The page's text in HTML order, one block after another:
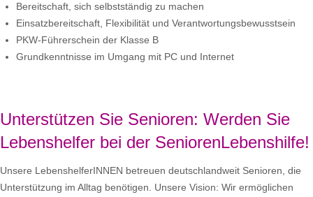
Bereitschaft, sich selbstständig zu machen
Einsatzbereitschaft, Flexibilität und Verantwortungsbewusstsein
PKW-Führerschein der Klasse B
Grundkenntnisse im Umgang mit PC und Internet
Unterstützen Sie Senioren: Werden Sie
Lebenshelfer bei der SeniorenLebenshilfe!
Unsere LebenshelferINNEN betreuen deutschlandweit Senioren, die
Unterstützung im Alltag benötigen. Unsere Vision: Wir ermöglichen